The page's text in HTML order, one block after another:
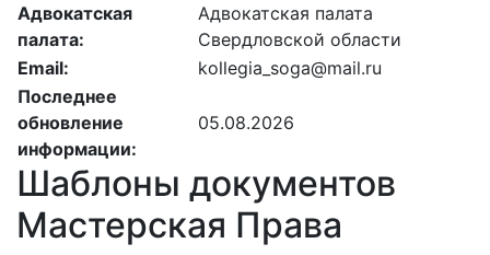
Адвокатская
палата:
Адвокатская палата
Свердловской области
Email:
kollegia_soga@mail.ru
Последнее
обновление
информации:
05.08.2026
Шаблоны документов
Мастерская Права